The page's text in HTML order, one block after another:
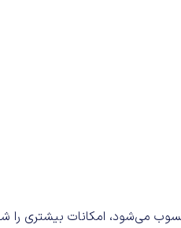
می‌شود، امکانات بیشتری را